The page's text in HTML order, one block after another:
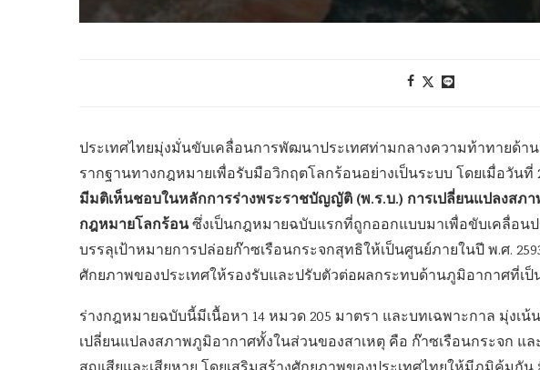
ประเทศไทยมุ่งมั่นขับเคลื่อนการพัฒนาประเทศท่ามกลางความท้าทายด้า
รากฐานทางกฎหมายเพื่อรับมือวิกฤตโลกร้อนอย่างเป็นระบบ โดยเมื่อวัน
มีมติเห็นชอบในหลักการร่างพระราชบัญญัติ (พ.ร.บ.) การเปลี่ยนแปลงสภ
กฎหมายโลกร้อนซึ่งเป็นกฎหมายฉบับแรกที่ถูกออกแบบมาเพื่อขับเคลื่อน
บรรลุเป้าหมายการปล่อยก๊าซเรือนกระจกสุทธิให้เป็นศูนย์ภายในปี พ.ศ.
ศักยภาพของประเทศให้รองรับและปรับตัวต่อผลกระทบด้านภูมิอากาศที่เป็
ร่างกฎหมายฉบับนี้มีเนื้อหา 14 หมวด 205 มาตรา และบทเฉพาะกาล มุ่งเ
เปลี่ยนแปลงสภาพภูมิอากาศทั้งในส่วนของสาเหตุ คือ ก๊าซเรือนกระจก แ